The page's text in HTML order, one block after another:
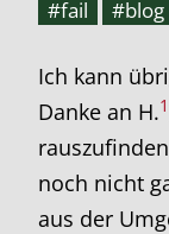
#fail
#blog
Ich kann
Danke an H.1
noch nicht
aus der